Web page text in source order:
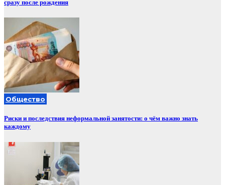
сразу после рождения
Общество
Риски и последствия неформальной занятости: о чём важно знать
каждому